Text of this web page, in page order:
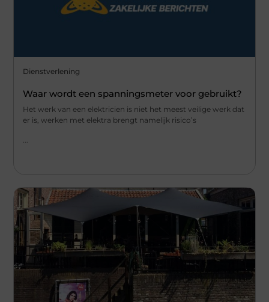
Dienstverlening
Waar wordt een spanningsmeter voor gebruikt?
Het werk van een elektricien is niet het meest veilige werk dat
er is, werken met elektra brengt namelijk risico’s